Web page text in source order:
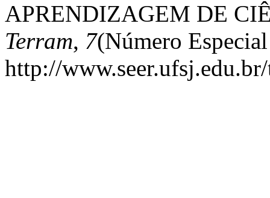
APRENDIZAGEM DE
Terram, 7(Número
http://